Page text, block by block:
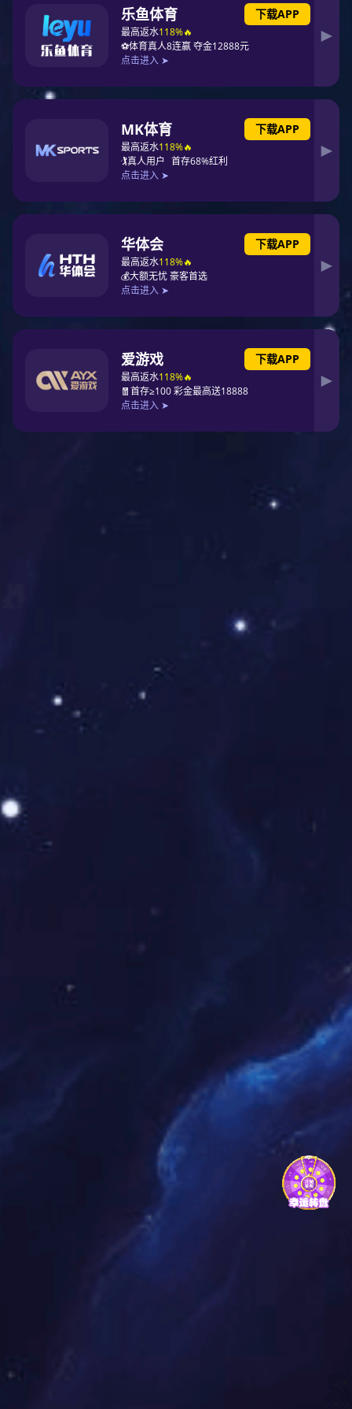
在卫浴间里
无论工作和生活中遇到什么
都可以卸下生活、工作的压力和烦恼
获得大大的放松
遇到瓶颈的时候
可以卸下工作上的压力
或者放空发呆
获得更好的灵感
为生活中的各种琐碎烦恼的时候
可以享受难得的独处与宁静
遇到困境又不想家人担心的时候
可以打开水龙头
放肆哭泣，释放悲伤的情感
……
淋浴可能就可以折腾个半个小时
泡澡一次就可以泡两个小时
可若是卫浴不舒服，设计不合理
总是湿淋淋，物品摆放杂乱
毛巾衣服放在一起，因为常常不能干
洗澡的时候，排水不良，水漫金山